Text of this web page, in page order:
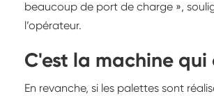
beaucoup de port de charge »,
l’opérateur.
C'est la machine qui
En revanche, si les palettes sont